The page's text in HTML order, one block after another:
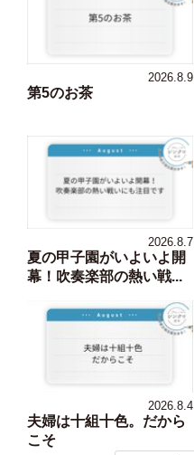
2026.8.9
第5のお茶
2026.8.7
夏の甲子園がいよいよ開
幕！吹奏楽部の熱い戦...
2026.8.4
夫婦は十組十色。だから
こそ